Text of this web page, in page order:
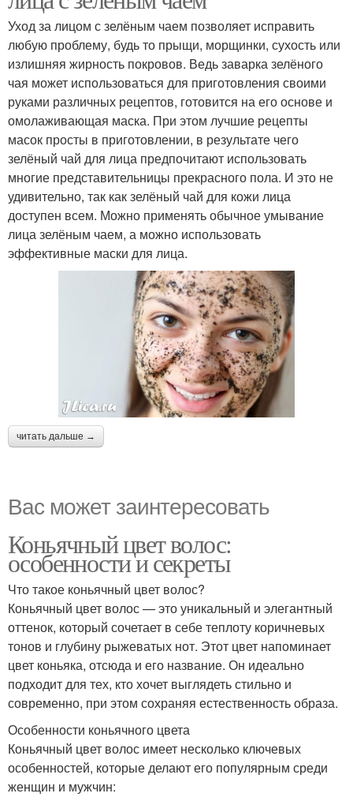
Уход за лицом с зелёным чаем позволяет исправить
любую проблему, будь то прыщи, морщинки, сухость или
излишняя жирность покровов. Ведь заварка зелёного
чая может использоваться для приготовления своими
руками различных рецептов, готовится на его основе и
омолаживающая маска. При этом лучшие рецепты
масок просты в приготовлении, в результате чего
зелёный чай для лица предпочитают использовать
многие представительницы прекрасного пола. И это не
удивительно, так как зелёный чай для кожи лица
доступен всем. Можно применять обычное умывание
лица зелёным чаем, а можно использовать
эффективные маски для лица.
читать дальше →
Вас может заинтересовать
Коньячный цвет волос:
особенности и секреты
Что такое коньячный цвет волос?
Коньячный цвет волос — это уникальный и элегантный
оттенок, который сочетает в себе теплоту коричневых
тонов и глубину рыжеватых нот. Этот цвет напоминает
цвет коньяка, отсюда и его название. Он идеально
подходит для тех, кто хочет выглядеть стильно и
современно, при этом сохраняя естественность образа.
Особенности коньячного цвета
Коньячный цвет волос имеет несколько ключевых
особенностей, которые делают его популярным среди
женщин и мужчин: